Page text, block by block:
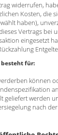
widerrufen,
Kosten, die
haben),
Vertrags bei
eingesetzt
für:
können
geliefert werden
nach